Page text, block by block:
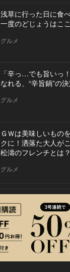
浅草に行った日に食
一度のどじょうはこ
グルメ
「辛っ…でも旨いっ
なれる、“辛旨鍋”の
グルメ
ＧＷは美味しいもの
クに！洒落た大人が
松濤のフレンチとは？
グルメ